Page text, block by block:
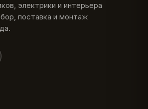
электрики и интерьера
поставка и монтаж